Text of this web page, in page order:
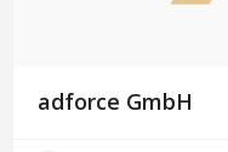
adforce GmbH